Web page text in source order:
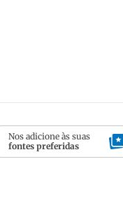
Nos adicione às suas
fontes preferidas